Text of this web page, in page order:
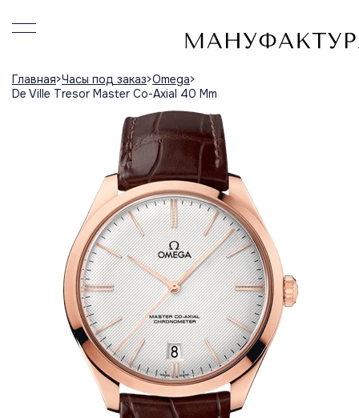
Главная Часы под заказ Omega
De Ville Tresor Master Co-Axial 40 Mm